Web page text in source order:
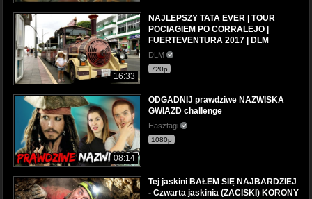
16:33
NAJLEPSZY TATA EVER | TOUR
POCIAGIEM PO CORRALEJO |
FUERTEVENTURA 2017 | DLM
DLM
720p
08:14
ODGADNIJ prawdziwe NAZWISKA
GWIAZD challenge
Hasztagi
1080p
Tej jaskini BAŁEM SIĘ NAJBARDZIEJ
- Czwarta jaskinia (ZACISKI) KORONY